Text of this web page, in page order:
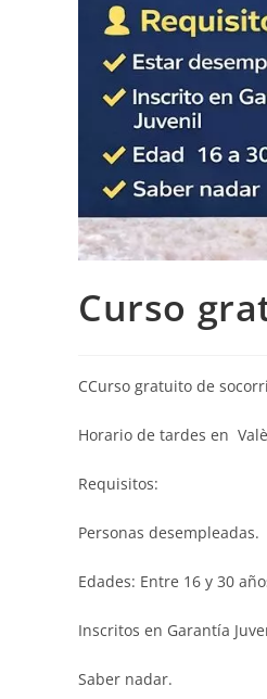
Curso
CCurso gratuito de
Horario de tardes en
Requisitos:
Personas desempleadas.
Edades: Entre 16 y 30
Inscritos en Garantía
Saber nadar.